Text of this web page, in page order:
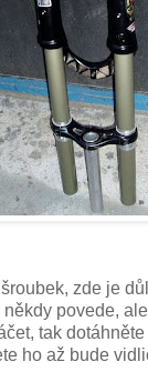
zde je
povede,
tak
ho až bude